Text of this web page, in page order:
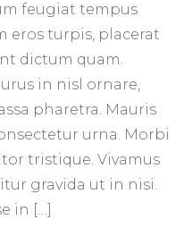
to
feugiat tempus
eros turpis, placerat
dictum quam.
in nisl ornare,
pharetra. Mauris
urna. Morbi
tristique. Vivamus
gravida ut in nisi.
in […]